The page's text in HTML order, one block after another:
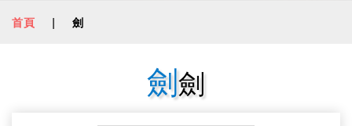
首頁 | 劍
劍劍